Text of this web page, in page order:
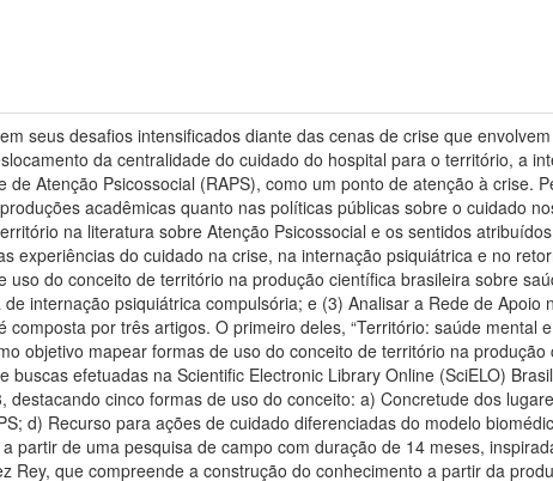
seus desafios intensificados diante das cenas de crise que
da centralidade do cuidado do hospital para o território, a
Atenção Psicossocial (RAPS), como um ponto de atenção à crise.
acadêmicas quanto nas políticas públicas sobre o cuidado
na literatura sobre Atenção Psicossocial e os sentidos
experiências do cuidado na crise, na internação psiquiátrica e no
uso do conceito de território na produção científica brasileira sobre
internação psiquiátrica compulsória; e (3) Analisar a Rede de
composta por três artigos. O primeiro deles, “Território: saúde mental
objetivo mapear formas de uso do conceito de território na
buscas efetuadas na Scientific Electronic Library Online (SciELO)
destacando cinco formas de uso do conceito: a) Concretude dos
d) Recurso para ações de cuidado diferenciadas do modelo
partir de uma pesquisa de campo com duração de 14 meses,
Rey, que compreende a construção do conhecimento a partir da